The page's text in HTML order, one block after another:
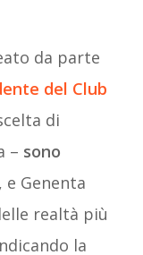
da parte
del Club
di
– sono
, e Genenta
realtà più
la